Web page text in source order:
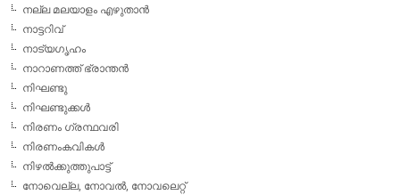
നല്ല മലയാളം എഴുതാന്‍
നാട്ടറിവ്
നാട്യഗൃഹം
നാറാണത്ത് ഭ്രാന്തന്‍
നിഘണ്ടു
നിഘണ്ടുക്കള്‍
നിരണം ഗ്രന്ഥവരി
നിരണംകവികള്‍
നിഴല്‍ക്കുത്തുപാട്ട്
നോവെല്ല, നോവല്‍, നോവലെറ്റ്